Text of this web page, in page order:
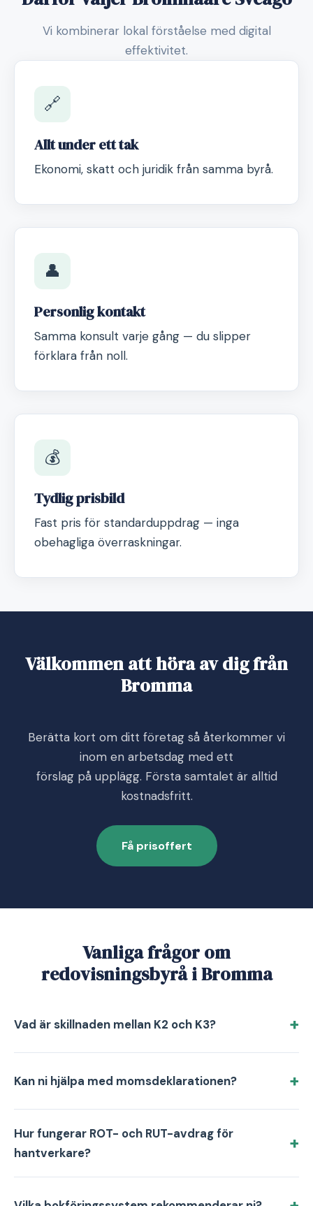
Vi kombinerar lokal förståelse med digital
effektivitet.
🔗
Allt under ett tak
Ekonomi, skatt och juridik från samma byrå.
👤
Personlig kontakt
Samma konsult varje gång — du slipper
förklara från noll.
💰
Tydlig prisbild
Fast pris för standarduppdrag — inga
obehagliga överraskningar.
Välkommen att höra av dig från
Bromma
Berätta kort om ditt företag så återkommer vi
inom en arbetsdag med ett
förslag på upplägg. Första samtalet är alltid
kostnadsfritt.
Få prisoffert
Vanliga frågor om
redovisningsbyrå i Bromma
Vad är skillnaden mellan K2 och K3?
Kan ni hjälpa med momsdeklarationen?
Hur fungerar ROT- och RUT-avdrag för
hantverkare?